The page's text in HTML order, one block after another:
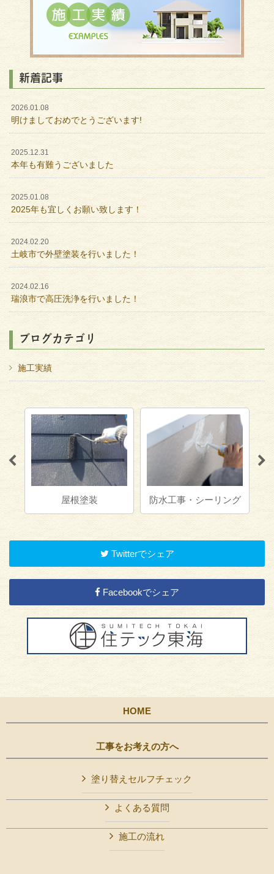
新着記事
2026.01.08
明けましておめでとうございます!
2025.12.31
本年も有難うございました
2025.01.08
2025年も宜しくお願い致します！
2024.02.20
土岐市で外壁塗装を行いました！
2024.02.16
瑞浪市で高圧洗浄を行いました！
ブログカテゴリ
施工実績
防水工事・シーリング 内装塗装
Twitterでシェア
Facebookでシェア
HOME
工事をお考えの方へ
塗り替えセルフチェック
よくある質問
施工の流れ